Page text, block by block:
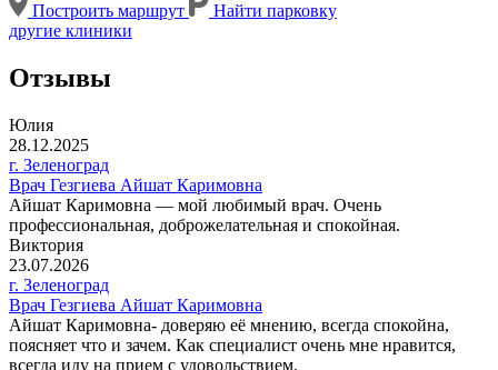
Построить маршрут
Найти парковку
другие клиники
Отзывы
Юлия
28.12.2025
г. Зеленоград
Врач Гезгиева Айшат Каримовна
Айшат Каримовна — мой любимый врач. Очень
профессиональная, доброжелательная и спокойная.
Виктория
23.07.2026
г. Зеленоград
Врач Гезгиева Айшат Каримовна
Айшат Каримовна- доверяю её мнению, всегда спокойна,
поясняет что и зачем. Как специалист очень мне нравится,
всегда иду на прием с удовольствием.